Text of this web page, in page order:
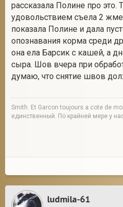
рассказала Полине про это.
удовольствием съела 2
показала Полине и дала
опознавания корма среди
она ела Барсик с кашей, а
сыра. Шов вчера при
думаю, что снятие швов
Smith. Et Garcon toujours a cote de
единственный. По крайней мере у
ludmila-61